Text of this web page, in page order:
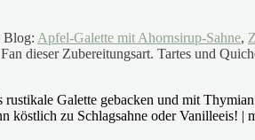
Blog: Apfel-Galette mit Ahornsirup-Sahne,
dieser Zubereitungsart. Tartes und